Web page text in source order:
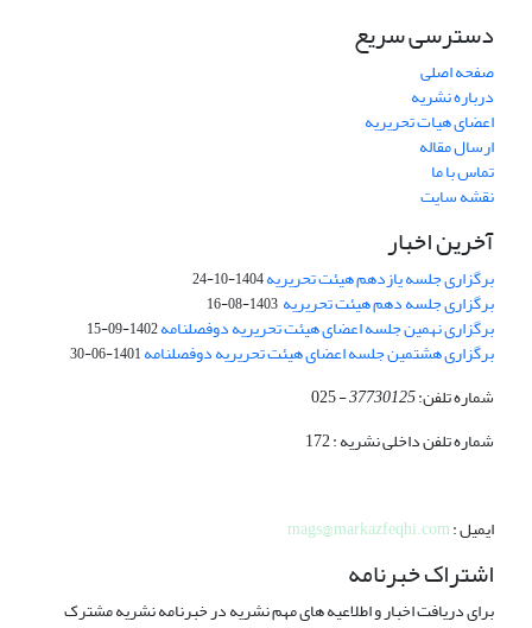
دسترسی سریع
صفحه اصلی
درباره نشریه
اعضای هیات تحریریه
ارسال مقاله
تماس با ما
نقشه سایت
آخرین اخبار
برگزاری جلسه یازدهم هیئت تحریریه1404-10-24
برگزاری جلسه دهم هیئت تحریریه 1403-08-16
برگزاری نهمین جلسه اعضای هیئت تحریریه دوفصلنامه1402-09-15
برگزاری هشتمین جلسه اعضای هیئت تحریریه دوفصلنامه1401-06-30
شماره تلفن:37730125
- 025
شماره تلفن داخلی نشریه : 172
ایمیل :mags@markazfeqhi.com
اشتراک خبرنامه
برای دریافت اخبار و اطلاعیه های مهم نشریه در خبرنامه نشریه مشترک